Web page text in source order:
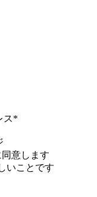
ス*
同意します
いことです